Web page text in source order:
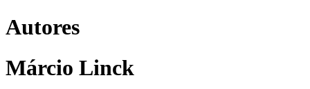
Autores
Márcio Linck